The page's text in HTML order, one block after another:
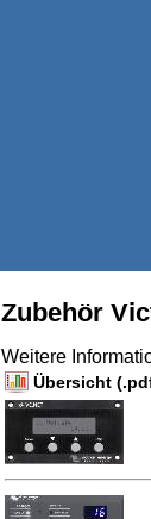
Zubehör
Weitere
Übersicht